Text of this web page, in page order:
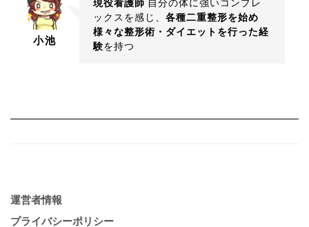
小池
ックスを感じ、 各種二重整形を始め
様々な整形術・ダイエットを行った経
験を持つ
運営者情報
プライバシーポリシー